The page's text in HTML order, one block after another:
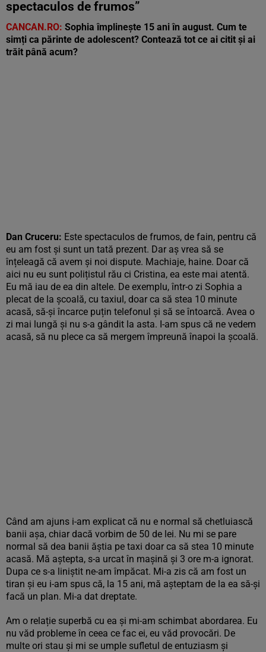
spectaculos de frumos”
CANCAN.RO: Sophia împlinește 15 ani în august. Cum te
simți ca părinte de adolescent? Contează tot ce ai citit și ai
trăit până acum?
Dan Cruceru: Este spectaculos de frumos, de fain, pentru că
eu am fost și sunt un tată prezent. Dar aș vrea să se
înțeleagă că avem și noi dispute. Machiaje, haine. Doar că
aici nu eu sunt polițistul rău ci Cristina, ea este mai atentă.
Eu mă iau de ea din altele. De exemplu, într-o zi Sophia a
plecat de la școală, cu taxiul, doar ca să stea 10 minute
acasă, să-și încarce puțin telefonul și să se întoarcă. Avea o
zi mai lungă și nu s-a gândit la asta. I-am spus că ne vedem
acasă, să nu plece ca să mergem împreună înapoi la școală.
Când am ajuns i-am explicat că nu e normal să chetluiască
banii așa, chiar dacă vorbim de 50 de lei. Nu mi se pare
normal să dea banii ăștia pe taxi doar ca să stea 10 minute
acasă. Mă aștepta, s-a urcat în mașină și 3 ore m-a ignorat.
Dupa ce s-a liniștit ne-am împăcat. Mi-a zis că am fost un
tiran și eu i-am spus că, la 15 ani, mă așteptam de la ea să-și
facă un plan. Mi-a dat dreptate.
Am o relație superbă cu ea și mi-am schimbat abordarea. Eu
nu văd probleme în ceea ce fac ei, eu văd provocări. De
multe ori stau și mi se umple sufletul de entuziasm și